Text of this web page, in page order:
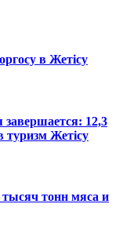
в Жетісу
12,3
туризм Жетісу
тысяч тонн мяса и